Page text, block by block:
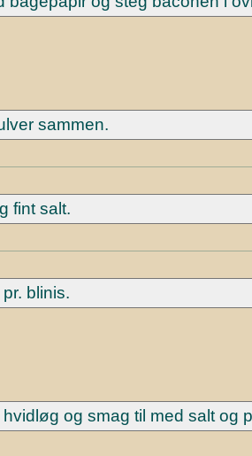
sammen.
fint salt.
blinis.
og smag til med salt og